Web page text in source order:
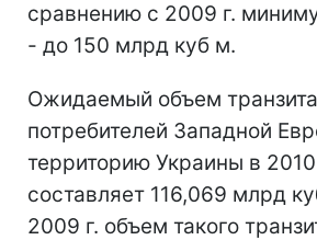
сравнению с 2009 г.
- до 150 млрд куб м.
Ожидаемый объем транзита
потребителей Западной
территорию Украины в 2010
составляет 116,069 млрд
2009 г. объем такого